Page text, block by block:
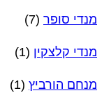
מנדי סופר (7)
מנדי קלצקין (1)
מנחם הורביץ (1)